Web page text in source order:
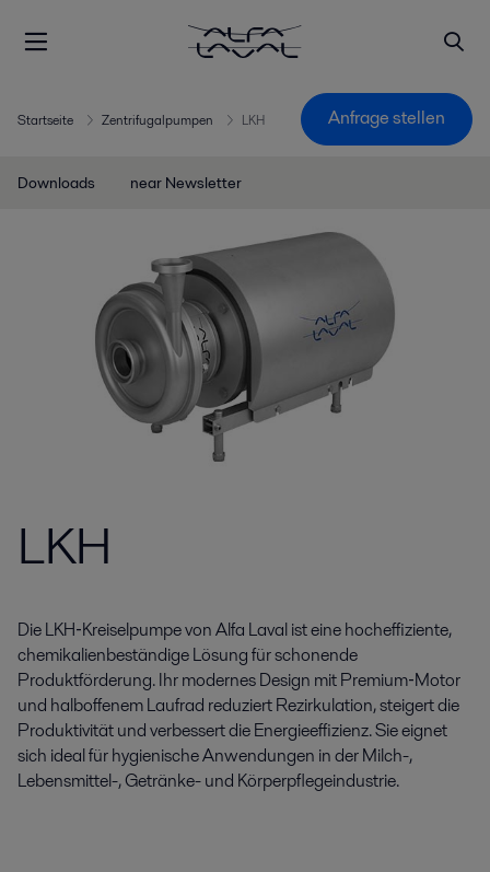
Startseite Zentrifugalpumpen LKH Anfrage stellen
Downloads near Newsletter
LKH
Die LKH‑Kreiselpumpe von Alfa Laval ist eine hocheffiziente,
chemikalienbeständige Lösung für schonende
Produktförderung. Ihr modernes Design mit Premium‑Motor
und halboffenem Laufrad reduziert Rezirkulation, steigert die
Produktivität und verbessert die Energieeffizienz. Sie eignet
sich ideal für hygienische Anwendungen in der Milch-,
Lebensmittel-, Getränke- und Körperpflegeindustrie.